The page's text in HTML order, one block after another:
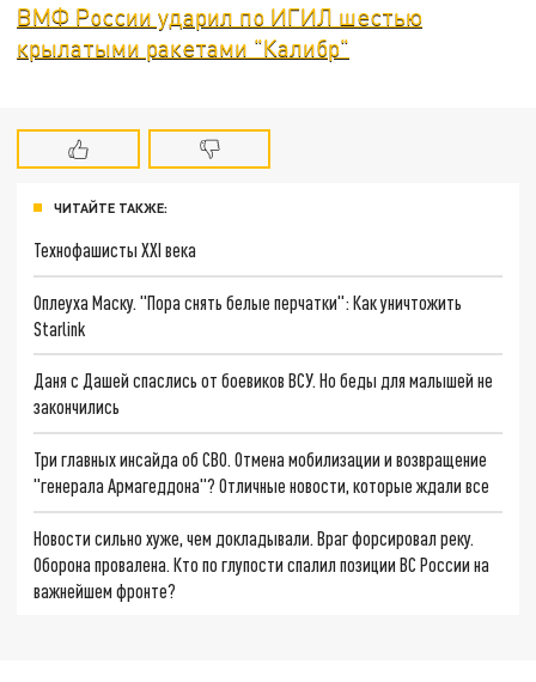
ВМФ России ударил по ИГИЛ шестью
крылатыми ракетами "Калибр"
ЧИТАЙТЕ ТАКЖЕ:
Технофашисты XXI века
Оплеуха Маску. "Пора снять белые перчатки": Как уничтожить
Starlink
Даня с Дашей спаслись от боевиков ВСУ. Но беды для малышей не
закончились
Три главных инсайда об СВО. Отмена мобилизации и возвращение
"генерала Армагеддона"? Отличные новости, которые ждали все
Новости сильно хуже, чем докладывали. Враг форсировал реку.
Оборона провалена. Кто по глупости спалил позиции ВС России на
важнейшем фронте?